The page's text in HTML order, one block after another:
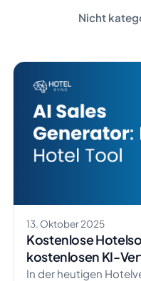
Nicht
13. Oktober 2025
Kostenlose
kostenlosen KI-
In der heutigen